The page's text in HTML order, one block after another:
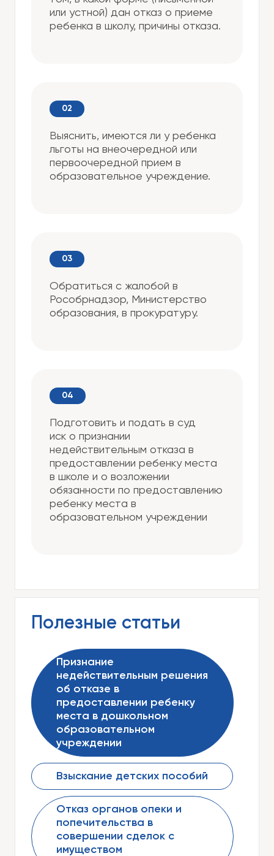
или устной) дан отказ о приеме
ребенка в школу, причины отказа.
Выяснить, имеются ли у ребенка
льготы на внеочередной или
первоочередной прием в
образовательное учреждение.
Обратиться с жалобой в
Рособрнадзор, Министерство
образования, в прокуратуру.
Подготовить и подать в суд
иск о признании
недействительным отказа в
предоставлении ребенку места
в школе и о возложении
обязанности по предоставлению
ребенку места в
образовательном учреждении
Полезные статьи
Признание
недействительным решения
об отказе в
предоставлении ребенку
места в дошкольном
образовательном
учреждении
Взыскание детских пособий
Отказ органов опеки и
попечительства в
совершении сделок с
имуществом